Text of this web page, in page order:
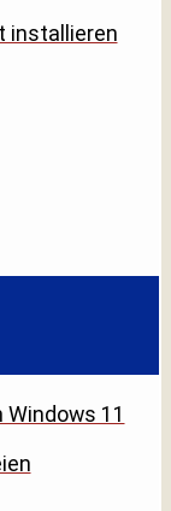
installieren
Windows 11